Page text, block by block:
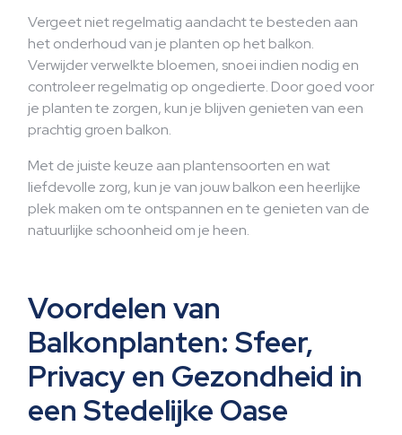
Vergeet niet regelmatig aandacht te besteden aan
het onderhoud van je planten op het balkon.
Verwijder verwelkte bloemen, snoei indien nodig en
controleer regelmatig op ongedierte. Door goed voor
je planten te zorgen, kun je blijven genieten van een
prachtig groen balkon.
Met de juiste keuze aan plantensoorten en wat
liefdevolle zorg, kun je van jouw balkon een heerlijke
plek maken om te ontspannen en te genieten van de
natuurlijke schoonheid om je heen.
Voordelen van
Balkonplanten: Sfeer,
Privacy en Gezondheid in
een Stedelijke Oase